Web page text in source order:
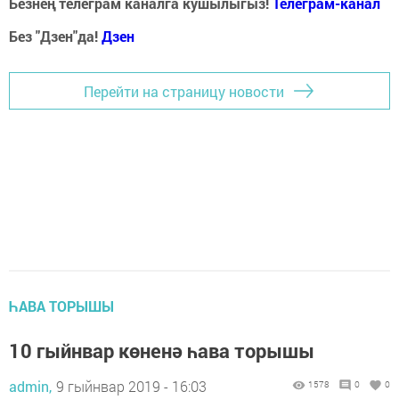
Без "Дзен"да!Дзен
Перейти на страницу новости
ҺАВА ТОРЫШЫ
10 гыйнвар көненә һава торышы
admin, 9 гыйнвар 2019 - 16:03 1578 0 0